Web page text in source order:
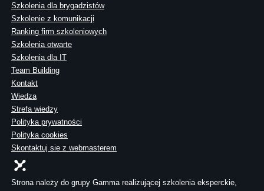
Szkolenia dla brygadzistów
Szkolenie z komunikacji
Ranking firm szkoleniowych
Szkolenia otwarte
Szkolenia dla IT
Team Building
Kontakt
Wiedza
Strefa wiedzy
Polityka prywatności
Polityka cookies
Skontaktuj sie z webmasterem
Strona należy do grupy Gamma realizującej szkolenia eksperckie,